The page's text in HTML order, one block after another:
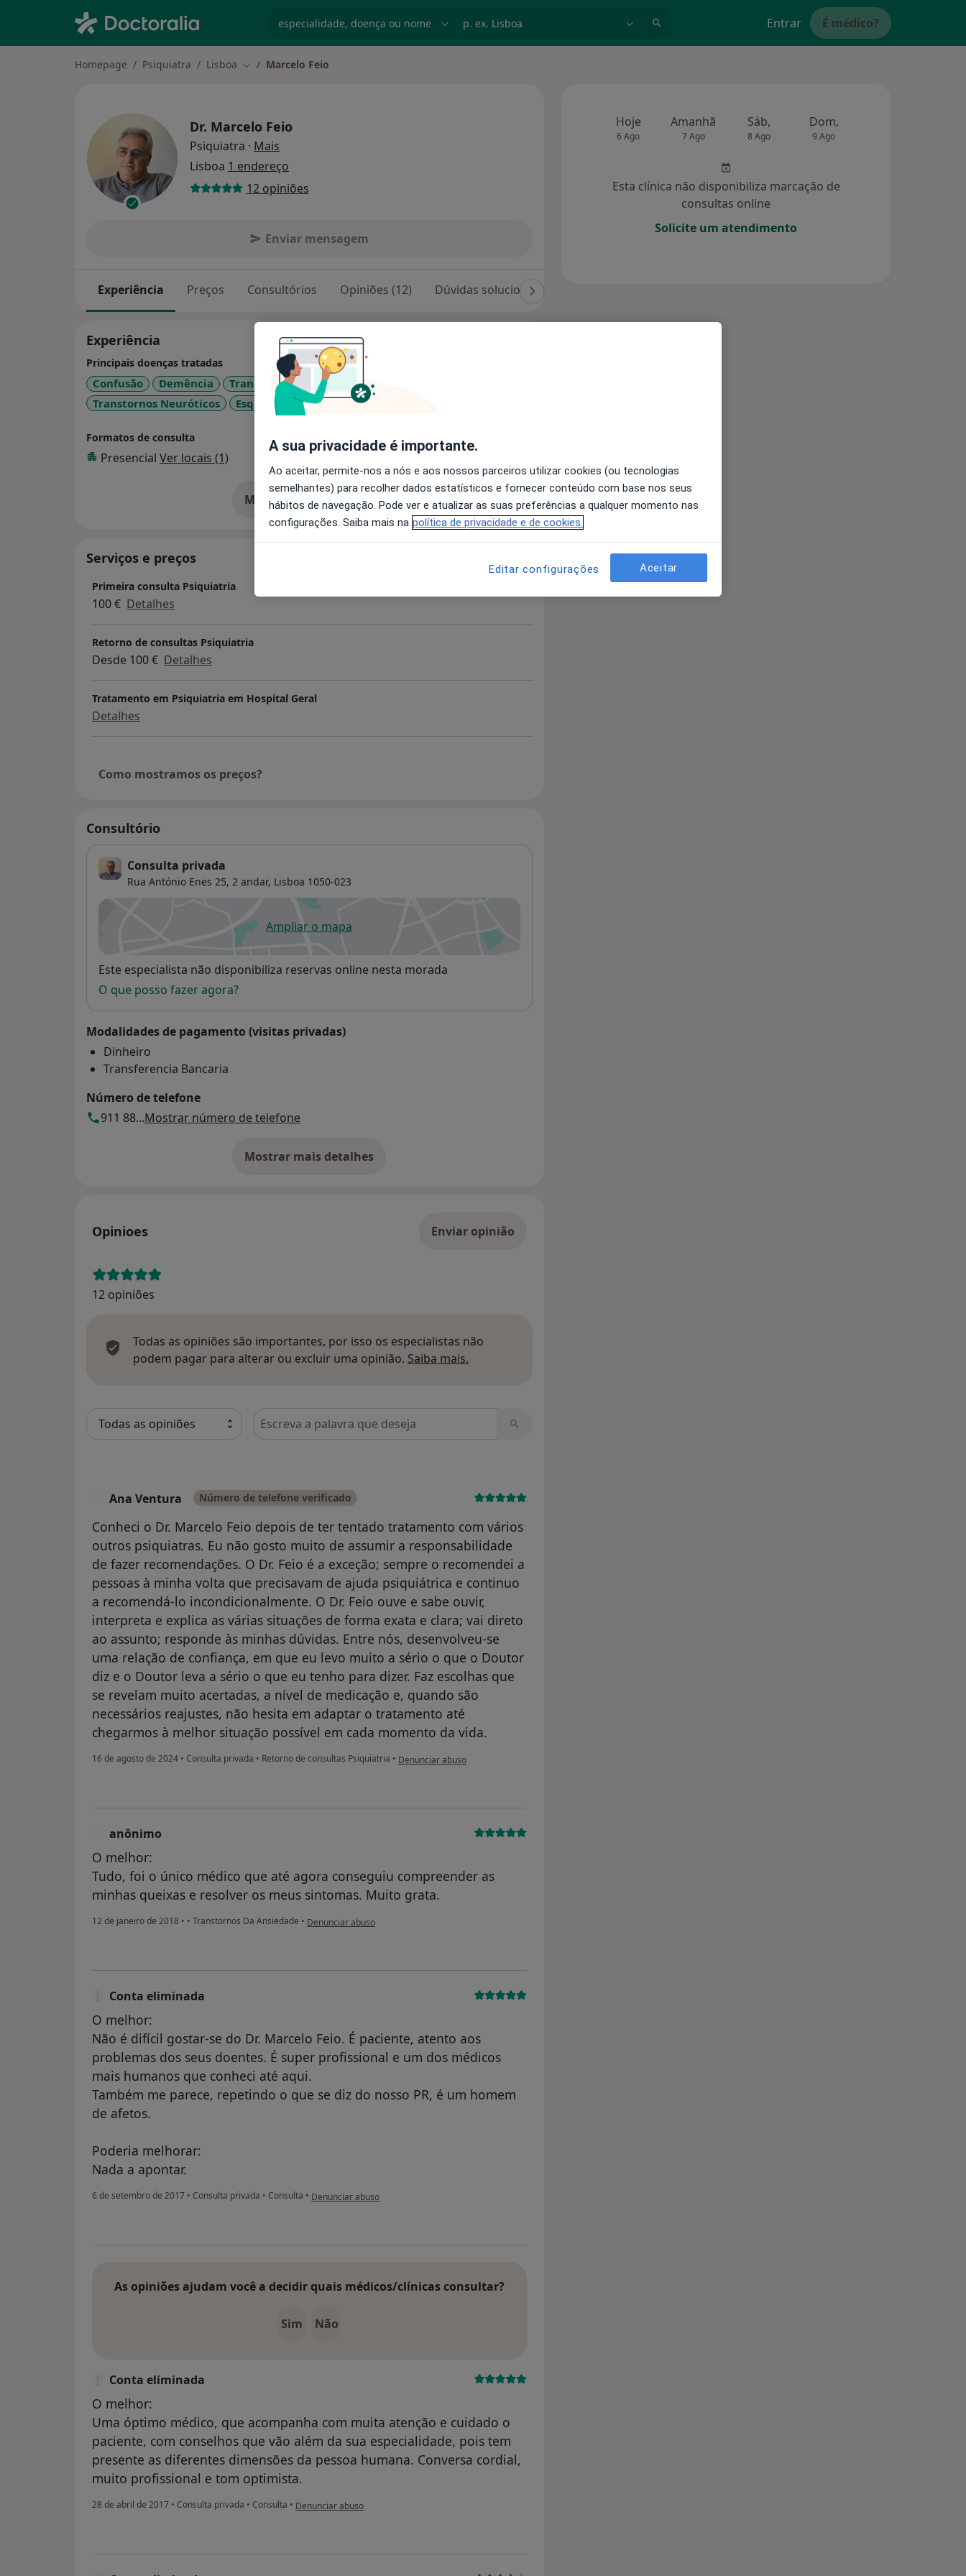
Entrar É médico?
Homepage Psiquiatra Lisboa Mudar de cidade
Marcelo Feio
Dr. Marcelo Feio
Psiquiatra · Mais
Lisboa 1 endereço
12 opiniões
Enviar mensagem
Experiência Preços Consultórios Opiniões (12) Dúvidas solucionadas (64)
Experiência
Principais doenças tratadas
Confusão Demência
Transtorno Depressivo Maior
Transtornos Neuróticos
Esquizofrenia +8 a11y_sr_more_diseases
Formatos de consulta
Presencial Ver locais (1)
Mostrar mais detalhes
sobre a experiência
Serviços e preços
Primeira consulta Psiquiatria
100 € Detalhes
Retorno de consultas Psiquiatria
Desde 100 € Detalhes
Tratamento em Psiquiatria em Hospital Geral
Detalhes
Como mostramos os preços?
Consultório
Consulta privada
Rua António Enes 25, 2 andar, Lisboa 1050-023
Ampliar o mapaabre num novo separador
Disponibilidade
Este especialista não disponibiliza reservas online nesta morada
O que posso fazer agora?
Modalidades de pagamento (visitas privadas)
Dinheiro
Transferencia Bancaria
Número de telefone
911 88...Mostrar número de telefone
Mostrar mais detalhes
sobre o endereço
Opinioes Enviar opinião
12 opiniões
Todas as opiniões são importantes, por isso os especialistas não
podem pagar para alterar ou excluir uma opinião. Saiba mais.
Pesquisar em opiniões
Ana Ventura Número de telefone verificado
Conheci o Dr. Marcelo Feio depois de ter tentado tratamento com vários
outros psiquiatras. Eu não gosto muito de assumir a responsabilidade
de fazer recomendações. O Dr. Feio é a exceção; sempre o recomendei a
pessoas à minha volta que precisavam de ajuda psiquiátrica e continuo
a recomendá-lo incondicionalmente. O Dr. Feio ouve e sabe ouvir,
interpreta e explica as várias situações de forma exata e clara; vai direto
ao assunto; responde às minhas dúvidas. Entre nós, desenvolveu-se
uma relação de confiança, em que eu levo muito a sério o que o Doutor
diz e o Doutor leva a sério o que eu tenho para dizer. Faz escolhas que
se revelam muito acertadas, a nível de medicação e, quando são
necessários reajustes, não hesita em adaptar o tratamento até
chegarmos à melhor situação possível em cada momento da vida.
16 de agosto de 2024 • Consulta privada • Retorno de consultas Psiquiatria • na opinião do utilizador Ana Ventura
Denunciar abuso
anônimo
O melhor:
Tudo, foi o único médico que até agora conseguiu compreender as
minhas queixas e resolver os meus sintomas. Muito grata.
12 de janeiro de 2018 • • Transtornos Da Ansiedade • na opinião do utilizador anônimo
Denunciar abuso
Conta eliminada
O melhor:
Não é difícil gostar-se do Dr. Marcelo Feio. É paciente, atento aos
problemas dos seus doentes. É super profissional e um dos médicos
mais humanos que conheci até aqui.
Também me parece, repetindo o que se diz do nosso PR, é um homem
de afetos.
Poderia melhorar:
Nada a apontar.
6 de setembro de 2017 • Consulta privada • Consulta • na opinião do utilizador Conta eliminada
Denunciar abuso
As opiniões ajudam você a decidir quais médicos/clínicas consultar?
Sim Não
Conta eliminada
O melhor:
Uma óptimo médico, que acompanha com muita atenção e cuidado o
paciente, com conselhos que vão além da sua especialidade, pois tem
presente as diferentes dimensões da pessoa humana. Conversa cordial,
muito profissional e tom optimista.
28 de abril de 2017 • Consulta privada • Consulta • na opinião do utilizador Conta eliminada
Denunciar abuso
Hoje
6 Ago
Amanhã
7 Ago
Sáb,
8 Ago
Dom,
9 Ago
Esta clínica não disponibiliza marcação de
consultas online
Solicite um atendimento
A sua privacidade é importante.
Ao aceitar, permite-nos a nós e aos nossos parceiros utilizar cookies (ou tecnologias
semelhantes) para recolher dados estatísticos e fornecer conteúdo com base nos seus
hábitos de navegação. Pode ver e atualizar as suas preferências a qualquer momento nas
configurações. Saiba mais na política de privacidade e de cookies.
Editar configurações Aceitar